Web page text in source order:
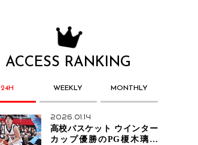
ACCESS RANKING
24H WEEKLY MONTHLY
2026.01.14
高校バスケット ウインター
カップ優勝のPG榎木璃旺